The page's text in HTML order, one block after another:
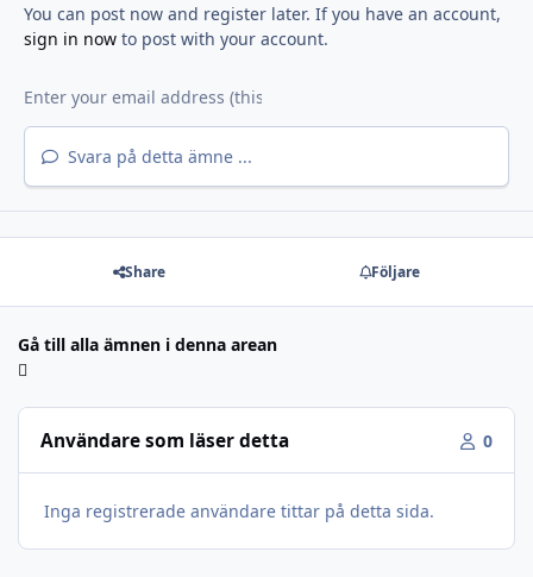
You can post now and register later. If you have an account,
sign in nowto post with your account.
Svara på detta ämne ...
Share Följare
Gå till alla ämnen i denna arean
Användare som läser detta 0
Inga registrerade användare tittar på detta sida.